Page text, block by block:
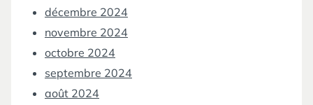
décembre 2024
novembre 2024
octobre 2024
septembre 2024
août 2024